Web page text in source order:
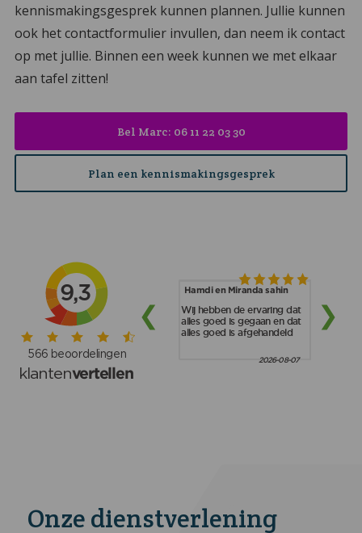
kennismakingsgesprek kunnen plannen. Jullie kunnen
ook het contactformulier invullen, dan neem ik contact
op met jullie. Binnen een week kunnen we met elkaar
aan tafel zitten!
Bel Marc: 06 11 22 03 30
Plan een kennismakingsgesprek
Onze dienstverlening